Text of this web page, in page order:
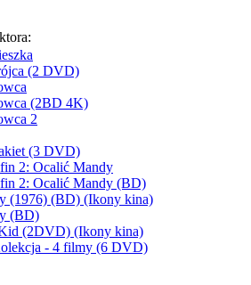
(2 DVD)
(2BD 4K)
2
(3 DVD)
2: Ocalić Mandy
2: Ocalić Mandy (BD)
(1976) (BD) (Ikony kina)
(BD)
(2DVD) (Ikony kina)
- 4 filmy (6 DVD)